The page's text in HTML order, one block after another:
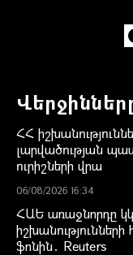
ՀՀ
լարվածության
ուրիշների վրա
06/08/2026 16:34
ՀԱԵ առաջնորդը
ֆոնին․ Reuters